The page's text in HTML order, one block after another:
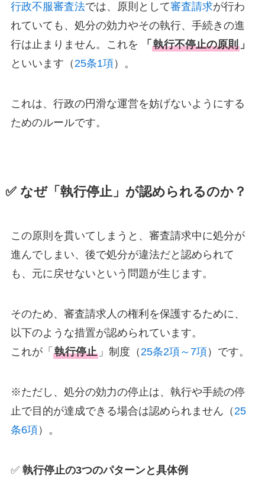
行政不服審査法では、原則として審査請求が行わ
れていても、処分の効力やその執行、手続きの進
行は止まりません。これを
「 執行不停止の原則」
といいます（ 25条1項）。
これは、行政の円滑な運営を妨げないようにする
ためのルールです。
✅なぜ「執行停止」が認められるのか？
この原則を貫いてしまうと、審査請求中に処分が
進んでしまい、後で処分が違法だと認められて
も、元に戻せないという問題が生じます。
そのため、審査請求人の権利を保護するために、
以下のような措置が認められています。
これが「 執行停止」制度（ 25条2項～7項）です。
※ただし、処分の効力の停止は、執行や手続の停
止で目的が達成できる場合は認められません（ 25
条6項）。
✅ 執行停止の3つのパターンと具体例